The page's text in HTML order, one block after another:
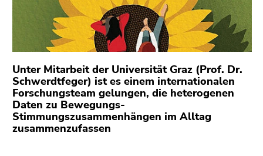
Zur
Positionsanzeige
(Zugriffstaste
2)
Zur
Hauptnavigation
(Zugriffstaste
3)
Zu
den
Unter Mitarbeit der Universität Graz (Prof. Dr.
Schwerdtfeger) ist es einem internationalen
Forschungsteam gelungen, die heterogenen
Daten zu Bewegungs-
Stimmungszusammenhängen im Alltag
zusammenzufassen